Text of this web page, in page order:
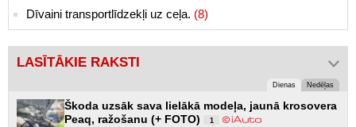
Dīvaini transportlīdzekļi uz ceļa. (8)
LASĪTĀKIE RAKSTI
Dienas Nedēļas
Škoda uzsāk sava lielākā modeļa, jaunā krosovera
Peaq, ražošanu (+ FOTO)
1